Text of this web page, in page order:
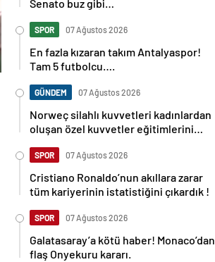
Senato buz gibi…
SPOR 07 Ağustos 2026
En fazla kızaran takım Antalyaspor!
Tam 5 futbolcu….
GÜNDEM 07 Ağustos 2026
Norweç silahlı kuvvetleri kadınlardan
oluşan özel kuvvetler eğitimlerini
SPOR 07 Ağustos 2026
Cristiano Ronaldo’nun akıllara zarar
tüm kariyerinin istatistiğini çıkardık !
SPOR 07 Ağustos 2026
Galatasaray’a kötü haber! Monaco’dan
flaş Onyekuru kararı.